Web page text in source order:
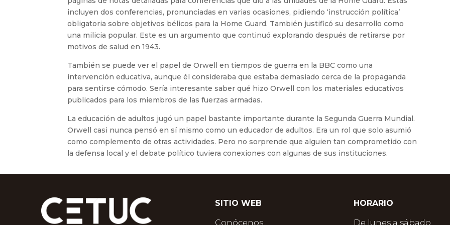
incluyen dos conferencias, pronunciadas en varias ocasiones, pidiendo ‘instrucción política’
obligatoria sobre objetivos bélicos para la Home Guard. También justificó su desarrollo como
una milicia popular. Este es un argumento que continuó explorando después de retirarse por
motivos de salud en 1943.
También se puede ver el papel de Orwell en tiempos de guerra en la BBC como una
intervención educativa, aunque él consideraba que estaba demasiado cerca de la propaganda
para sentirse cómodo. Sería interesante saber qué hizo Orwell con los materiales educativos
publicados para los miembros de las fuerzas armadas.
La educación de adultos jugó un papel bastante importante durante la Segunda Guerra Mundial.
Orwell casi nunca pensó en sí mismo como un educador de adultos. Era un rol que solo asumió
como complemento de otras actividades. Pero no sorprende que alguien tan comprometido con
la defensa local y el debate político tuviera conexiones con algunas de sus instituciones.
SITIO WEB
Conócenos
HORARIO
De lunes a sábado